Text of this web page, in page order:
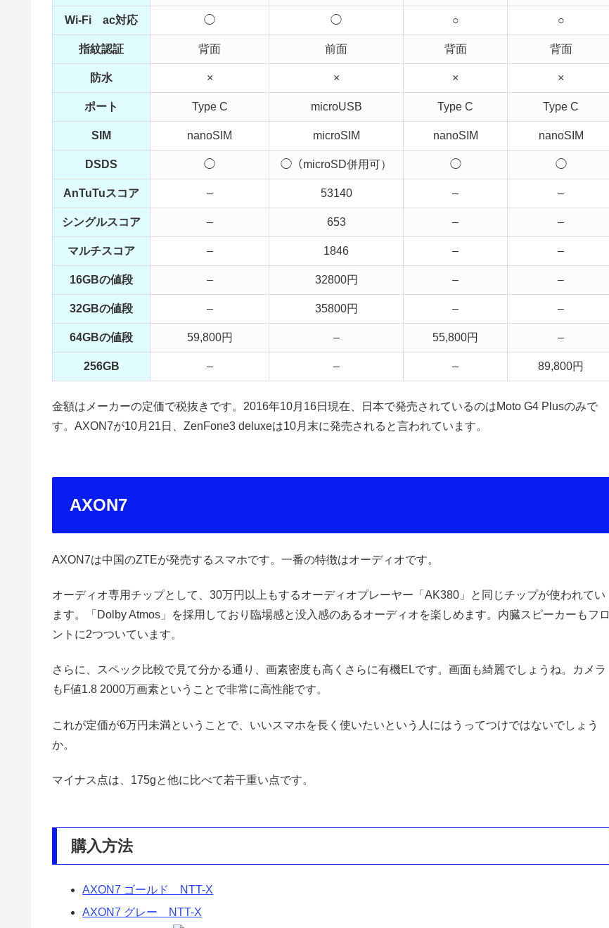
Wi-Fi ac対応 ◯ ◯ ○ ○
指紋認証 背面 前面 背面 背面
防水 × × × ×
ポート Type C microUSB Type C Type C
SIM nanoSIM microSIM nanoSIM nanoSIM
DSDS ◯ ◯（microSD併用可） ◯ ◯
AnTuTuスコア – 53140 – –
シングルスコア – 653 – –
マルチスコア – 1846 – –
16GBの値段 – 32800円 – –
32GBの値段 – 35800円 – –
64GBの値段 59,800円 – 55,800円 –
256GB – – – 89,800円
金額はメーカーの定価で税抜きです。2016年10月16日現在、日本で発売されているのはMoto G4 Plusのみで
す。AXON7が10月21日、ZenFone3 deluxeは10月末に発売されると言われています。
AXON7
AXON7は中国のZTEが発売するスマホです。一番の特徴はオーディオです。
オーディオ専用チップとして、30万円以上もするオーディオプレーヤー「AK380」と同じチップが使われてい
ます。「Dolby Atmos」を採用しており臨場感と没入感のあるオーディオを楽しめます。内臓スピーカーもフロ
ントに2つついています。
さらに、スペック比較で見て分かる通り、画素密度も高くさらに有機ELです。画面も綺麗でしょうね。カメラ
もF値1.8 2000万画素ということで非常に高性能です。
これが定価が6万円未満ということで、いいスマホを長く使いたいという人にはうってつけではないでしょう
か。
マイナス点は、175gと他に比べて若干重い点です。
購入方法
AXON7 ゴールド NTT-X
AXON7 グレー NTT-X